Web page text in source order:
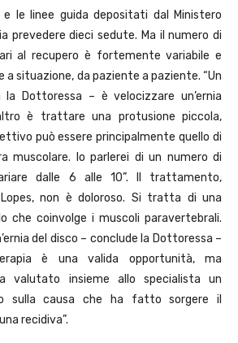
le linee guida depositati dal Ministero
prevedere dieci sedute. Ma il numero di
al recupero è fortemente variabile e
a situazione, da paziente a paziente. “Un
Dottoressa – è velocizzare un’ernia
è trattare una protusione piccola,
può essere principalmente quello di
muscolare. Io parlerei di un numero di
dalle 6 alle 10”. Il trattamento,
non è doloroso. Si tratta di una
che coinvolge i muscoli paravertebrali.
del disco – conclude la Dottoressa –
è una valida opportunità, ma
valutato insieme allo specialista un
sulla causa che ha fatto sorgere il
recidiva”.